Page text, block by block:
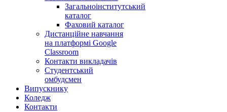
Загальноінститутський
каталог
Фаховий каталог
Дистанційне навчання
на платформі Google
Classroom
Контакти викладачів
Студентський
омбудсмен
Випускнику
Коледж
Контакти